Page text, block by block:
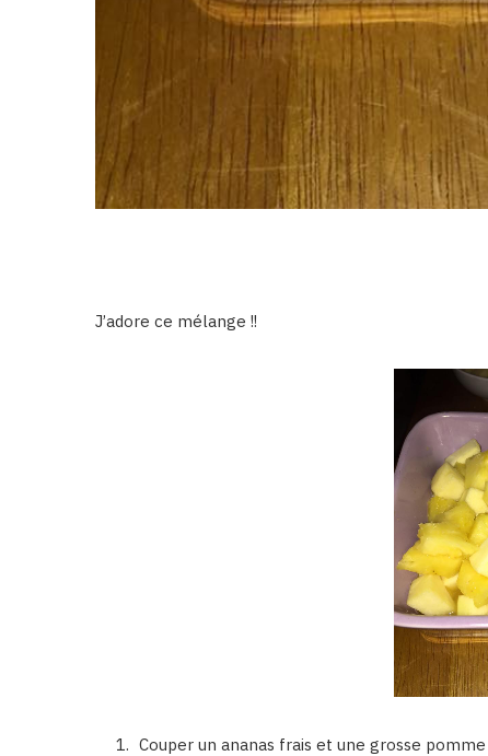
J’adore ce mélange !!
Couper un ananas frais et une grosse